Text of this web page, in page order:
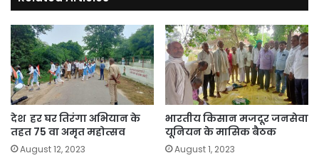
देश हर घर तिरंगा अभियान के
तहत 75 वा अमृत महोत्सव
August 12, 2023
भारतीय किसान मजदूर जनसेवा
यूनियन के मासिक बैठक
August 1, 2023